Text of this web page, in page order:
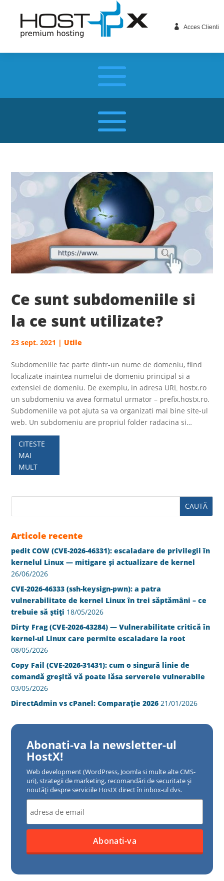
 Acces Clienti
Ce sunt subdomeniile si
la ce sunt utilizate?
23 sept. 2021 | Utile
Subdomeniile fac parte dintr-un nume de domeniu, fiind
localizate inaintea numelui de domeniu principal si a
extensiei de domeniu. De exemplu, in adresa URL hostx.ro
un subdomeniu va avea formatul urmator – prefix.hostx.ro.
Subdomeniile va pot ajuta sa va organizati mai bine site-ul
web. Un subdomeniu are propriul folder radacina si…
CITESTE
MAI
MULT
Articole recente
pedit COW (CVE-2026-46331): escaladare de privilegii în
kernelul Linux — mitigare și actualizare de kernel
26/06/2026
CVE-2026-46333 (ssh-keysign-pwn): a patra
vulnerabilitate de kernel Linux în trei săptămâni – ce
trebuie să știți 18/05/2026
Dirty Frag (CVE-2026-43284) — Vulnerabilitate critică în
kernel-ul Linux care permite escaladare la root
08/05/2026
Copy Fail (CVE-2026-31431): cum o singură linie de
comandă greșită vă poate lăsa serverele vulnerabile
03/05/2026
DirectAdmin vs cPanel: Comparație 2026 21/01/2026
Abonati-va la newsletter-ul
HostX!
Web development (WordPress, Joomla si multe alte CMS-
uri), strategii de marketing, recomandări de securitate și
noutăți despre serviciile HostX direct în inbox-ul dvs.